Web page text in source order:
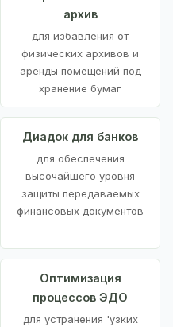
архив
для избавления от
физических архивов и
аренды помещений под
хранение бумаг
Диадок для банков
для обеспечения
высочайшего уровня
защиты передаваемых
финансовых документов
Оптимизация
процессов ЭДО
для устранения 'узких